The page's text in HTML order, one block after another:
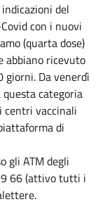
del
con i nuovi
(quarta dose)
abbiano ricevuto
giorni. Da venerdì
categoria
centri vaccinali
di
gli ATM degli
66 (attivo tutti i